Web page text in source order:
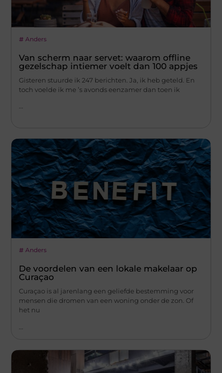
Anders
Van scherm naar servet: waarom offline
gezelschap intiemer voelt dan 100 appjes
Gisteren stuurde ik 247 berichten. Ja, ik heb geteld. En
toch voelde ik me ’s avonds eenzamer dan toen ik
Anders
De voordelen van een lokale makelaar op
Curaçao
Curaçao is al jarenlang een geliefde bestemming voor
mensen die dromen van een woning onder de zon. Of
het nu